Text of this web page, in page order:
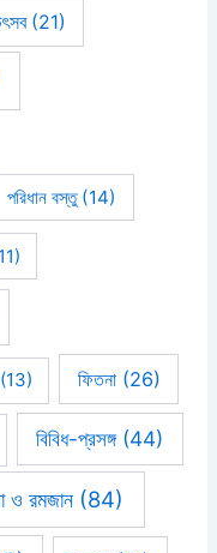
(21)
পরিধান বস্তু(14)
ফিতনা(26)
বিবিধ-প্রসঙ্গ(44)
ও রমজান (84)